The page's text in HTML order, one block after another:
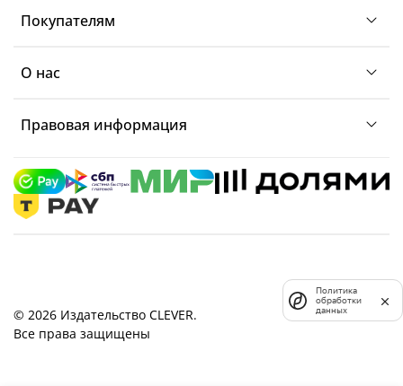
Покупателям
О нас
Правовая информация
© 2026 Издательство CLEVER.
Все права защищены
Политика
обработки
данных